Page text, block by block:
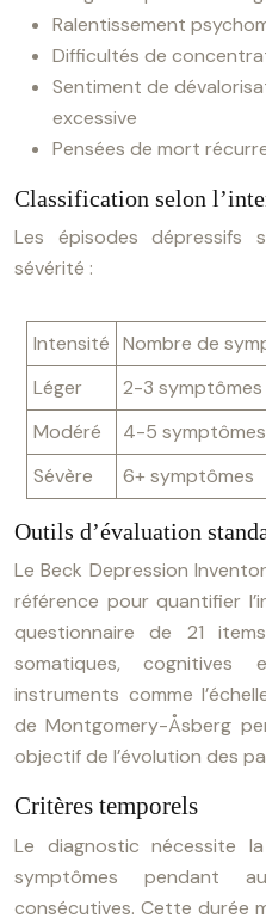
Ralentissement
Difficultés de
Sentiment de
excessive
Pensées de mort
Classification selon
Les épisodes dépressifs
sévérité :
Intensité Nombre de
Léger
2-3 symptômes
Modéré
4-5 symptômes
Sévère
6+ symptômes
Outils d’évaluation
Le Beck Depression
référence pour quantifier
questionnaire de 21
somatiques, cognitives
instruments comme
de Montgomery-Åsberg
objectif de l’évolution des
Critères temporels
Le diagnostic nécessite
symptômes pendant
consécutives. Cette durée